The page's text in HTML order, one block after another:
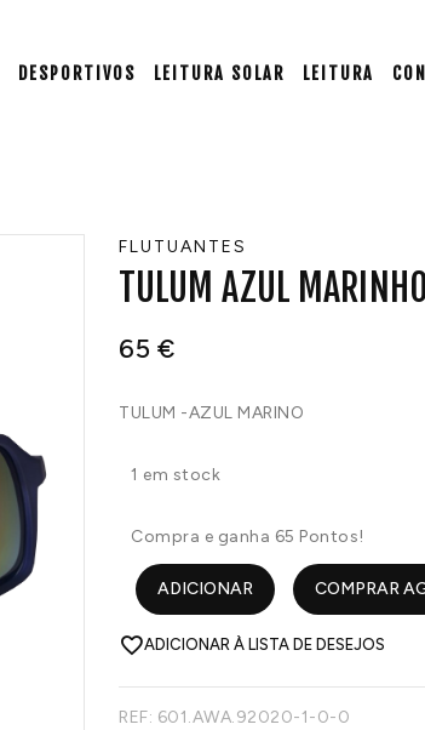
DESPORTIVOS LEITURA SOLAR LEITURA
FLUTUANTES
TULUM AZUL
65 €
TULUM -AZUL MARINO
1 em stock
Compra e ganha 65 Pontos!
ADICIONAR COMPRAR
ADICIONAR À LISTA DE DESEJOS
REF: 601.AWA.92020-1-0-0